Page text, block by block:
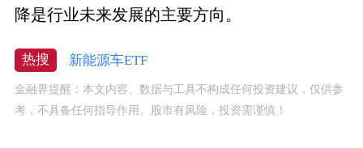
降是行业未来发展的主要方向。
热搜 新能源车ETF
金融界提醒：本文内容、数据与工具不构成任何投资建议，仅供参
考，不具备任何指导作用。股市有风险，投资需谨慎！